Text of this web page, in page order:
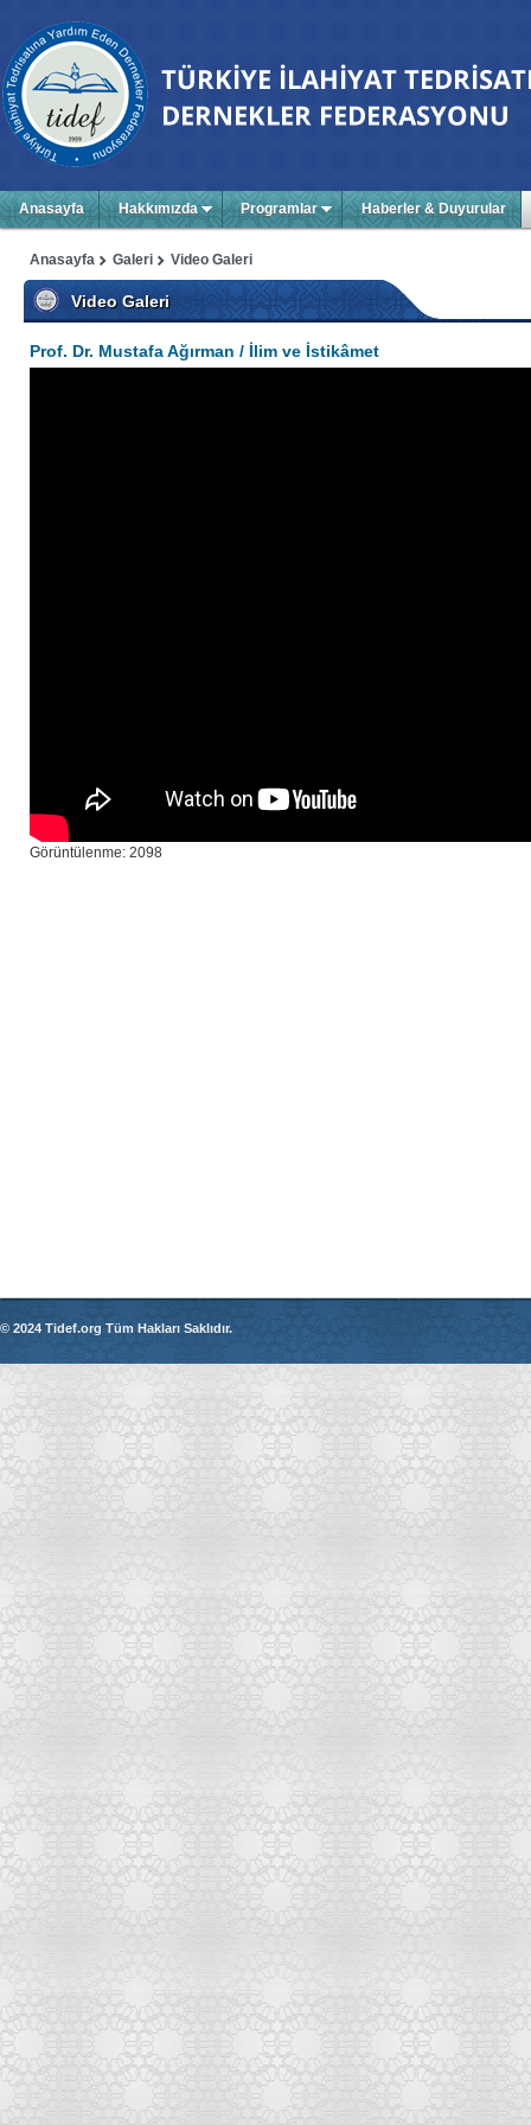
Anasayfa Hakkımızda Programlar Haberler & Duyurular
Video Galeri
Galeri
Anasayfa
Video Galeri
Prof. Dr. Mustafa Ağırman / İlim ve İstikâmet
Görüntülenme: 2098
© 2024 Tidef.org Tüm Hakları Saklıdır.